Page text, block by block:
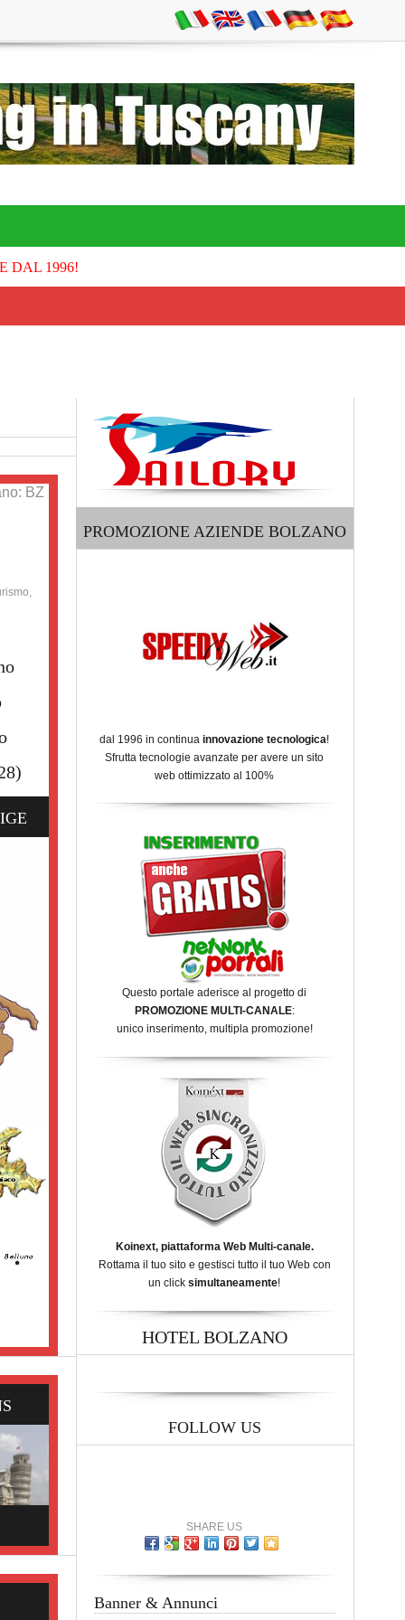
DAL 1996!
BZ
PROMOZIONE AZIENDE BOLZANO
dal 1996 in continua innovazione tecnologica!
Sfrutta tecnologie avanzate per avere un sito
web ottimizzato al 100%
Questo portale aderisce al progetto di
PROMOZIONE MULTI-CANALE:
unico inserimento, multipla promozione!
Koinext, piattaforma Web Multi-canale.
Rottama il tuo sito e gestisci tutto il tuo Web con
un click simultaneamente!
HOTEL BOLZANO
FOLLOW US
SHARE US
Banner & Annunci